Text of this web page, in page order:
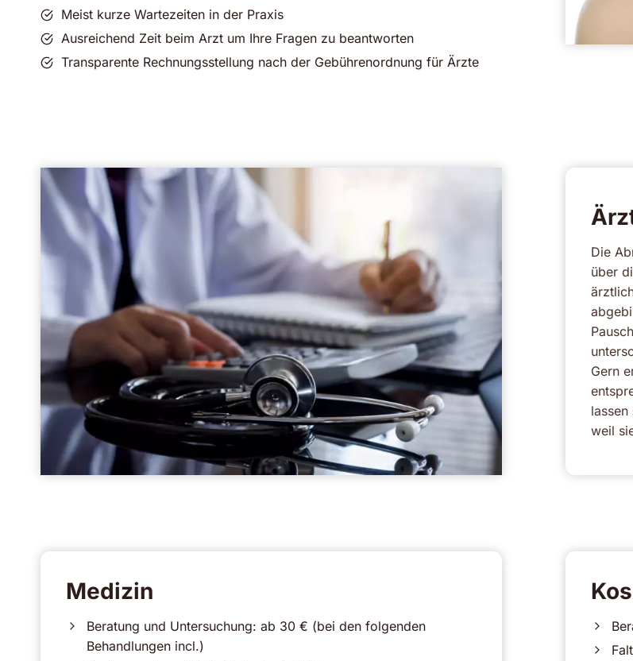
Meist kurze Wartezeiten in der Praxis
Ausreichend Zeit beim Arzt um Ihre Fragen zu beantworten
Transparente Rechnungsstellung nach der Gebührenordnung für Ärzte
Die
über
Gern
weil
Medizin
Beratung und Untersuchung: ab 30 € (bei den folgenden
Behandlungen incl.)